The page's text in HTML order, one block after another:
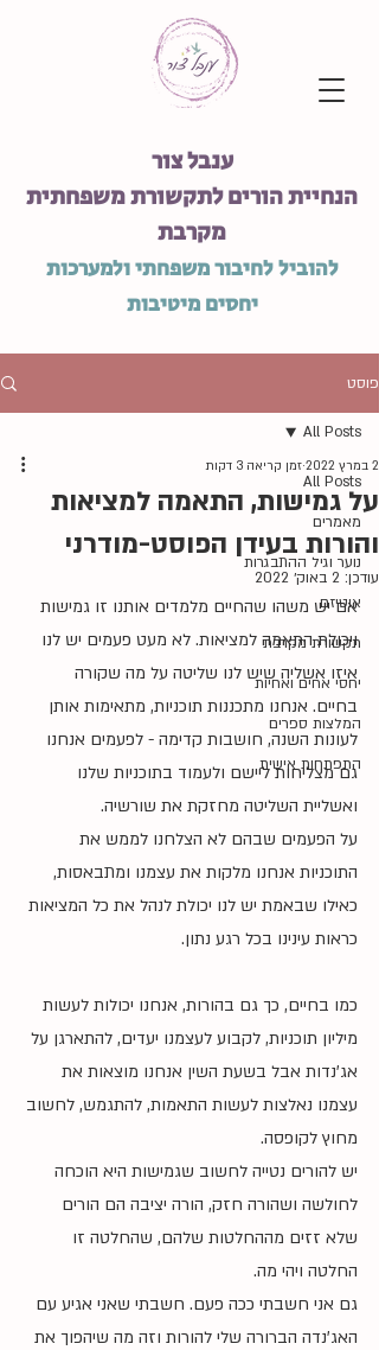
ענבל צור
הנחיית הורים לתקשורת משפחתית
מקרבת
להוביל לחיבור משפחתי ולמערכות
יחסים מיטיבות
פוסט
All Posts
מאמרים
נוער וגיל ההתבגרות
אוטיזם
תקשורת מקרבת
יחסי אחים ואחיות
המלצות ספרים
התפתחות אישית
All Posts
על גמישות, התאמה למציאות
והורות בעידן הפוסט-מודרני
2 במרץ 2022 זמן קריאה 3 דקות
עודכן: 2 באוק׳ 2022
אם יש משהו שהחיים מלמדים אותנו זו גמישות
ויכולת התאמה למציאות. לא מעט פעמים יש לנו
איזו אשליה שיש לנו שליטה על מה שקורה
בחיים. אנחנו מתכננות תוכניות, מתאימות אותן
לעונות השנה, חושבות קדימה - לפעמים אנחנו
גם מצליחות ליישם ולעמוד בתוכניות שלנו
ואשליית השליטה מחזקת את שורשיה.
על הפעמים שבהם לא הצלחנו לממש את
התוכניות אנחנו מלקות את עצמנו ומתבאסות,
כאילו שבאמת יש לנו יכולת לנהל את כל המציאות
כראות עינינו בכל רגע נתון.
כמו בחיים, כך גם בהורות, אנחנו יכולות לעשות
מיליון תוכניות, לקבוע לעצמנו יעדים, להתארגן על
אג'נדות אבל בשעת השין אנחנו מוצאות את
עצמנו נאלצות לעשות התאמות, להתגמש, לחשוב
מחוץ לקופסה.
יש להורים נטייה לחשוב שגמישות היא הוכחה
לחולשה ושהורה חזק, הורה יציבה הם הורים
שלא זזים מההחלטות שלהם, שהחלטה זו
החלטה ויהי מה.
גם אני חשבתי ככה פעם. חשבתי שאני אגיע עם
האג'נדה הברורה שלי להורות וזה מה שיהפוך את